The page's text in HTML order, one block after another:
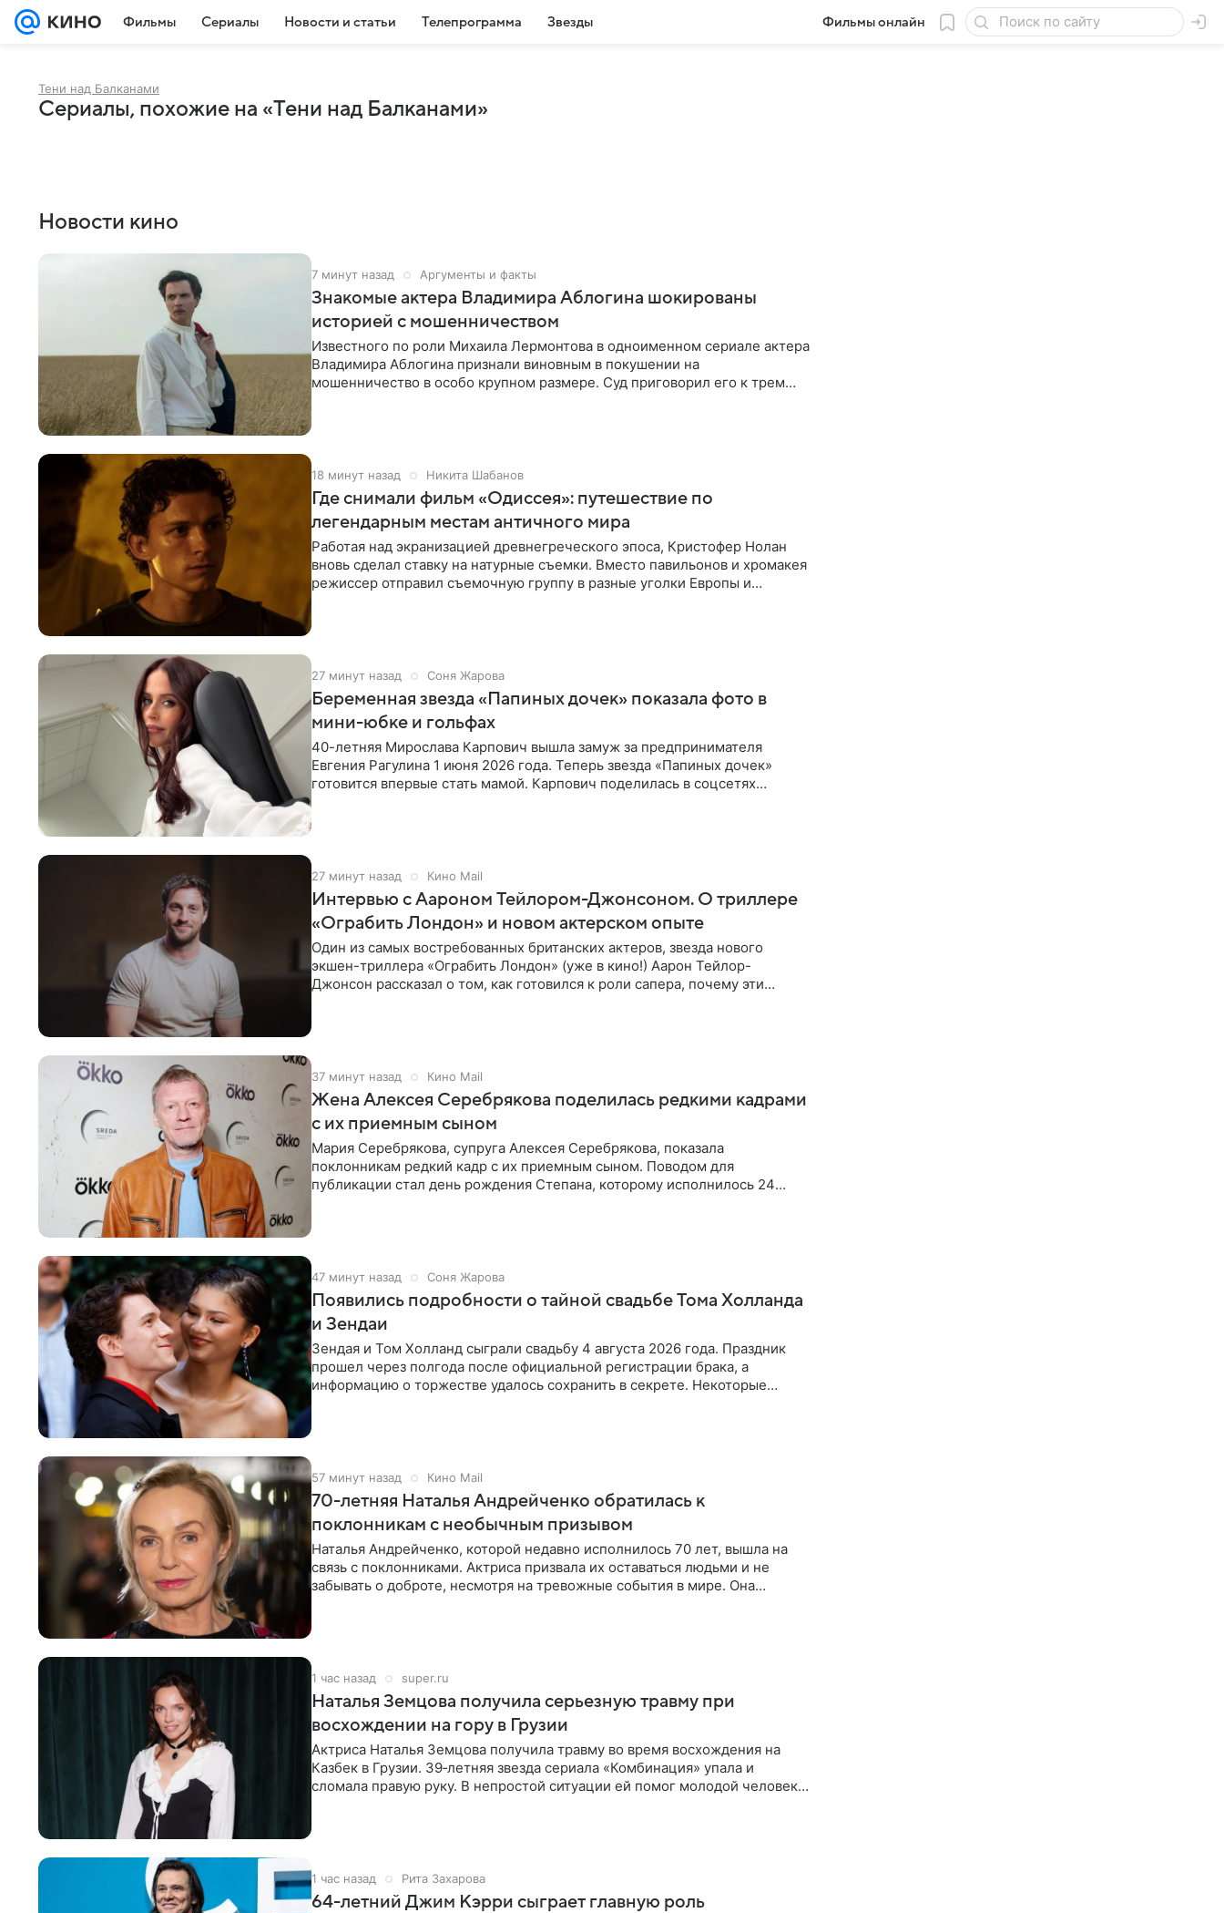
Фильмы Сериалы Новости и статьи Телепрограмма Звезды Фильмы онлайн
Тени над Балканами
Сериалы, похожие на «Тени над Балканами»
Новости кино
7 минут назад Аргументы и факты
Знакомые актера Владимира Аблогина шокированы
историей с мошенничеством
Известного по роли Михаила Лермонтова в одноименном сериале актера
Владимира Аблогина признали виновным в покушении на
мошенничество в особо крупном размере. Суд приговорил его к трем
18 минут назад Никита Шабанов
Где снимали фильм «Одиссея»: путешествие по
легендарным местам античного мира
Работая над экранизацией древнегреческого эпоса, Кристофер Нолан
вновь сделал ставку на натурные съемки. Вместо павильонов и хромакея
режиссер отправил съемочную группу в разные уголки Европы и
27 минут назад Соня Жарова
Беременная звезда «Папиных дочек» показала фото в
мини-юбке и гольфах
40-летняя Мирослава Карпович вышла замуж за предпринимателя
Евгения Рагулина 1 июня 2026 года. Теперь звезда «Папиных дочек»
готовится впервые стать мамой. Карпович поделилась в соцсетях
27 минут назад Кино Mail
Интервью с Аароном Тейлором-Джонсоном. О триллере
«Ограбить Лондон» и новом актерском опыте
Один из самых востребованных британских актеров, звезда нового
экшен-триллера «Ограбить Лондон» (уже в кино!) Аарон Тейлор-
Джонсон рассказал о том, как готовился к роли сапера, почему эти
37 минут назад Кино Mail
Жена Алексея Серебрякова поделилась редкими кадрами
с их приемным сыном
Мария Серебрякова, супруга Алексея Серебрякова, показала
поклонникам редкий кадр с их приемным сыном. Поводом для
публикации стал день рождения Степана, которому исполнилось 24
47 минут назад Соня Жарова
Появились подробности о тайной свадьбе Тома Холланда
и Зендаи
Зендая и Том Холланд сыграли свадьбу 4 августа 2026 года. Праздник
прошел через полгода после официальной регистрации брака, а
информацию о торжестве удалось сохранить в секрете. Некоторые
57 минут назад Кино Mail
70-летняя Наталья Андрейченко обратилась к
поклонникам с необычным призывом
Наталья Андрейченко, которой недавно исполнилось 70 лет, вышла на
связь с поклонниками. Актриса призвала их оставаться людьми и не
забывать о доброте, несмотря на тревожные события в мире. Она
1 час назад super.ru
Наталья Земцова получила серьезную травму при
восхождении на гору в Грузии
Актриса Наталья Земцова получила травму во время восхождения на
Казбек в Грузии. 39‑летняя звезда сериала «Комбинация» упала и
сломала правую руку. В непростой ситуации ей помог молодой человек
1 час назад Рита Захарова
64-летний Джим Кэрри сыграет главную роль